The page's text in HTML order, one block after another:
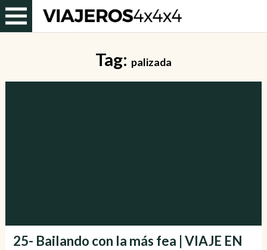
Tag: palizada
25- Bailando con la más fea | VIAJE EN